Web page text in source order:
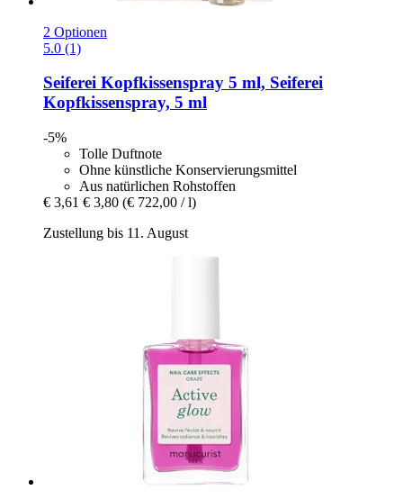
2 Optionen
5.0 (1)
Seiferei Kopfkissenspray 5 ml, Seiferei
Kopfkissenspray, 5 ml
-5%
Tolle Duftnote
Ohne künstliche Konservierungsmittel
Aus natürlichen Rohstoffen
€ 3,61 € 3,80 (€ 722,00 / l)
Zustellung bis 11. August